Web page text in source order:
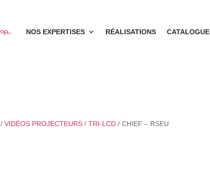
NOS EXPERTISES RÉALISATIONS CATALOGUE
/VIDÉOS PROJECTEURS /TRI-LCD / CHIEF – RSEU